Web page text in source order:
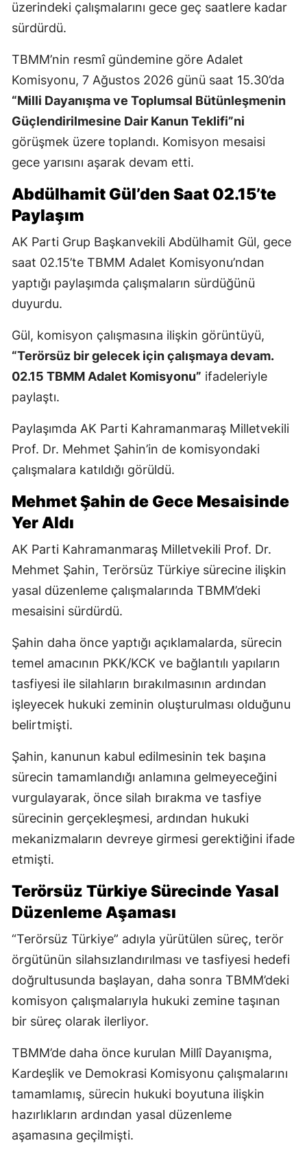
üzerindeki çalışmalarını gece geç saatlere kadar
sürdürdü.
TBMM’nin resmî gündemine göre Adalet
Komisyonu, 7 Ağustos 2026 günü saat 15.30’da
“Milli Dayanışma ve Toplumsal Bütünleşmenin
Güçlendirilmesine Dair Kanun Teklifi”ni
görüşmek üzere toplandı. Komisyon mesaisi
gece yarısını aşarak devam etti.
Abdülhamit Gül’den Saat 02.15’te
Paylaşım
AK Parti Grup Başkanvekili Abdülhamit Gül, gece
saat 02.15’te TBMM Adalet Komisyonu’ndan
yaptığı paylaşımda çalışmaların sürdüğünü
duyurdu.
Gül, komisyon çalışmasına ilişkin görüntüyü,
“Terörsüz bir gelecek için çalışmaya devam.
02.15 TBMM Adalet Komisyonu” ifadeleriyle
paylaştı.
Paylaşımda AK Parti Kahramanmaraş Milletvekili
Prof. Dr. Mehmet Şahin’in de komisyondaki
çalışmalara katıldığı görüldü.
Mehmet Şahin de Gece Mesaisinde
Yer Aldı
AK Parti Kahramanmaraş Milletvekili Prof. Dr.
Mehmet Şahin, Terörsüz Türkiye sürecine ilişkin
yasal düzenleme çalışmalarında TBMM’deki
mesaisini sürdürdü.
Şahin daha önce yaptığı açıklamalarda, sürecin
temel amacının PKK/KCK ve bağlantılı yapıların
tasfiyesi ile silahların bırakılmasının ardından
işleyecek hukuki zeminin oluşturulması olduğunu
belirtmişti.
Şahin, kanunun kabul edilmesinin tek başına
sürecin tamamlandığı anlamına gelmeyeceğini
vurgulayarak, önce silah bırakma ve tasfiye
sürecinin gerçekleşmesi, ardından hukuki
mekanizmaların devreye girmesi gerektiğini ifade
etmişti.
Terörsüz Türkiye Sürecinde Yasal
Düzenleme Aşaması
“Terörsüz Türkiye” adıyla yürütülen süreç, terör
örgütünün silahsızlandırılması ve tasfiyesi hedefi
doğrultusunda başlayan, daha sonra TBMM’deki
komisyon çalışmalarıyla hukuki zemine taşınan
bir süreç olarak ilerliyor.
TBMM’de daha önce kurulan Millî Dayanışma,
Kardeşlik ve Demokrasi Komisyonu çalışmalarını
tamamlamış, sürecin hukuki boyutuna ilişkin
hazırlıkların ardından yasal düzenleme
aşamasına geçilmişti.